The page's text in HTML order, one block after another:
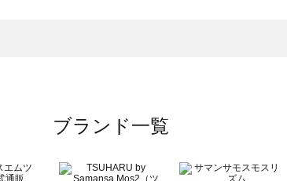
ブランド一覧